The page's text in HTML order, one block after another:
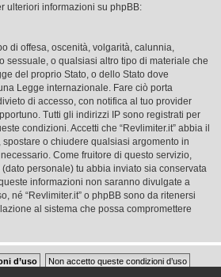
ulteriori informazioni su phpBB:
di offesa, oscenità, volgarità, calunnia,
sessuale, o qualsiasi altro tipo di materiale che
del proprio Stato, o dello Stato dove
Legge internazionale. Fare ciò porta
di accesso, con notifica al tuo provider
Tutti gli indirizzi IP sono registrati per
condizioni. Accetti che “Revlimiter.it” abbia il
o chiudere qualsiasi argomento in
Come fruitore di questo servizio,
personale) tu abbia inviato sia conservata
informazioni non saranno divulgate a
né “Revlimiter.it” o phpBB sono da ritenersi
al sistema che possa compromettere